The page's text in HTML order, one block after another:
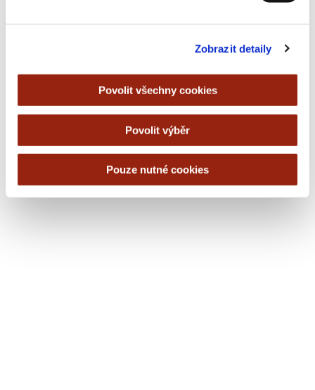
Zobrazit detaily
Povolit všechny cookies
Povolit výběr
Pouze nutné cookies